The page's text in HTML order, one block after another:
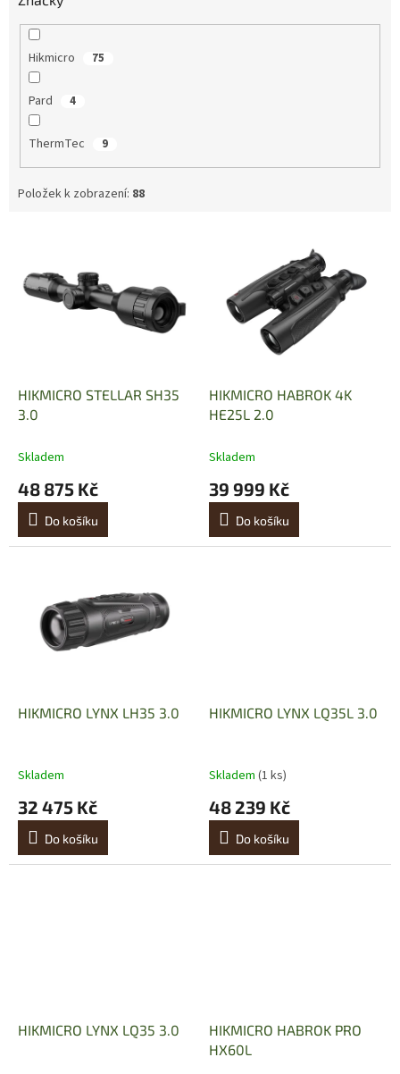
Hikmicro 75
Pard 4
ThermTec 9
Položek k zobrazení: 88
HIKMICRO STELLAR SH35
3.0
Skladem
48 875 Kč
Do košíku
HIKMICRO HABROK 4K
HE25L 2.0
Skladem
39 999 Kč
Do košíku
HIKMICRO LYNX LH35 3.0
Skladem
32 475 Kč
Do košíku
HIKMICRO LYNX LQ35L 3.0
Skladem (1 ks)
48 239 Kč
Do košíku
HIKMICRO LYNX LQ35 3.0
HIKMICRO HABROK PRO
HX60L